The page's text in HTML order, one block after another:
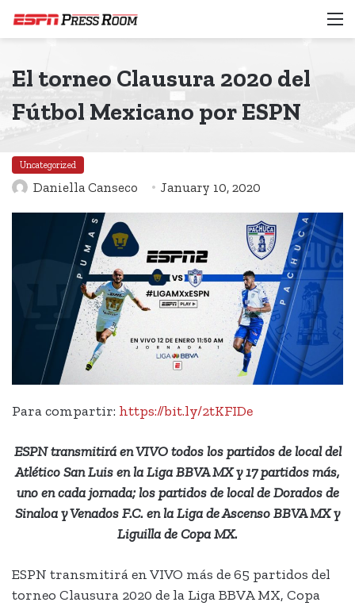
El torneo Clausura 2020 del
Fútbol Mexicano por ESPN
Uncategorized
Daniella Canseco January 10, 2020
Para compartir: https://bit.ly/2tKFIDe
ESPN transmitirá en VIVO todos los partidos de local del
Atlético San Luis en la Liga BBVA MX y 17 partidos más,
uno en cada jornada; los partidos de local de Dorados de
Sinaloa y Venados F.C. en la Liga de Ascenso BBVA MX y
Liguilla de Copa MX.
ESPN transmitirá en VIVO más de 65 partidos del
torneo Clausura 2020 de la Liga BBVA MX, Copa